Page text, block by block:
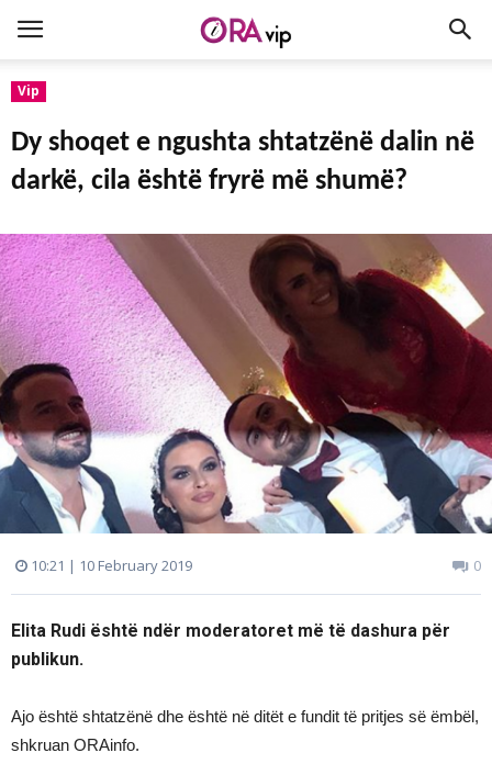
Vip
Dy shoqet e ngushta shtatzënë dalin në
darkë, cila është fryrë më shumë?
10:21 | 10 February 2019 0
Elita Rudi është ndër moderatoret më të dashura për
publikun.
Ajo është shtatzënë dhe është në ditët e fundit të pritjes së ëmbël,
shkruan ORAinfo.